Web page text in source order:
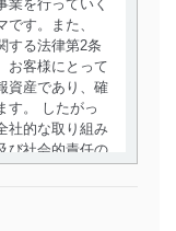
業を行っていく
す。また、
する法律第2条
お客様にとって
資産であり、確
す。 したがっ
社的な取り組み
び社会的責任の